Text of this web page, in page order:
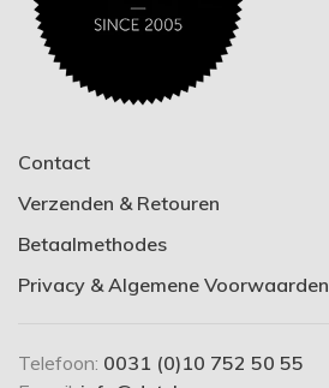
Contact
Verzenden & Retouren
Betaalmethodes
Privacy & Algemene Voorwaarden
Telefoon: 0031 (0)10 752 50 55